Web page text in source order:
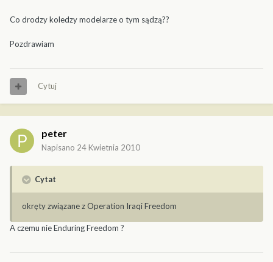
Co drodzy koledzy modelarze o tym sądzą??
Pozdrawiam
Cytuj
peter
Napisano 24 Kwietnia 2010
Cytat
okręty związane z Operation Iraqi Freedom
A czemu nie Enduring Freedom ?